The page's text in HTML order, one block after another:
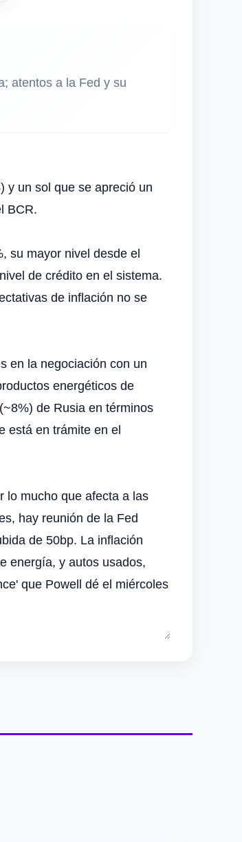
atentos a la Fed y su
y un sol que se apreció un
BCR.
su mayor nivel desde el
de crédito en el sistema.
de inflación no se
en la negociación con un
energéticos de
de Rusia en términos
está en trámite en el
lo mucho que afecta a las
hay reunión de la Fed
de 50bp. La inflación
energía, y autos usados,
que Powell dé el miércoles